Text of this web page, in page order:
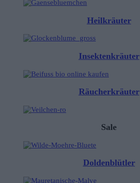
Heilkräuter
Insektenkräuter
Räucherkräuter
Sale
Doldenblütler